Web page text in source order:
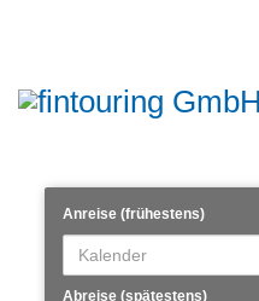
Anreise (frühestens)
Abreise (spätestens)